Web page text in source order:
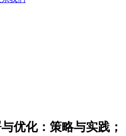
优化：策略与实践；